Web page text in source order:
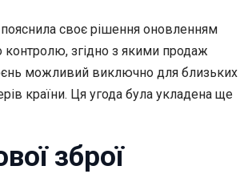
своє рішення оновленням
контролю, згідно з якими продаж
можливий виключно для близьких
країни. Ця угода була укладена ще
зброї